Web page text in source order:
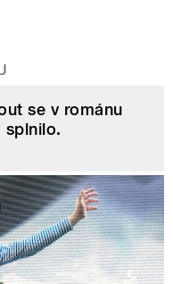
se v románu
splnilo.